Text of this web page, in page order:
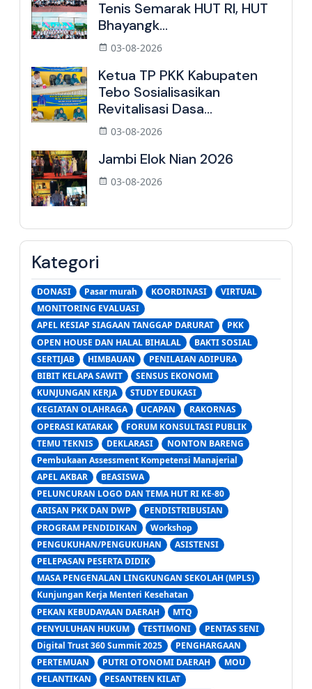
Tenis Semarak HUT RI, HUT
Bhayangk...
03-08-2026
Ketua TP PKK Kabupaten
Tebo Sosialisasikan
Revitalisasi Dasa...
03-08-2026
Jambi Elok Nian 2026
03-08-2026
Kategori
DONASI Pasar murah KOORDINASI
VIRTUAL
MONITORING EVALUASI
APEL KESIAP SIAGAAN TANGGAP DARURAT
PKK
OPEN HOUSE DAN HALAL BIHALAL
BAKTI SOSIAL
SERTIJAB
HIMBAUAN
PENILAIAN ADIPURA
BIBIT KELAPA SAWIT
SENSUS EKONOMI
KUNJUNGAN KERJA
STUDY EDUKASI
KEGIATAN OLAHRAGA
UCAPAN
RAKORNAS
OPERASI KATARAK
FORUM KONSULTASI PUBLIK
TEMU TEKNIS
DEKLARASI
NONTON BARENG
Pembukaan Assessment Kompetensi Manajerial
APEL AKBAR
BEASISWA
PELUNCURAN LOGO DAN TEMA HUT RI KE-80
ARISAN PKK DAN DWP
PENDISTRIBUSIAN
PROGRAM PENDIDIKAN
Workshop
PENGUKUHAN/PENGUKUHAN
ASISTENSI
PELEPASAN PESERTA DIDIK
MASA PENGENALAN LINGKUNGAN SEKOLAH (MPLS)
Kunjungan Kerja Menteri Kesehatan
PEKAN KEBUDAYAAN DAERAH
MTQ
PENYULUHAN HUKUM
TESTIMONI
PENTAS SENI
Digital Trust 360 Summit 2025
PENGHARGAAN
PERTEMUAN
PUTRI OTONOMI DAERAH
MOU
PELANTIKAN
PESANTREN KILAT